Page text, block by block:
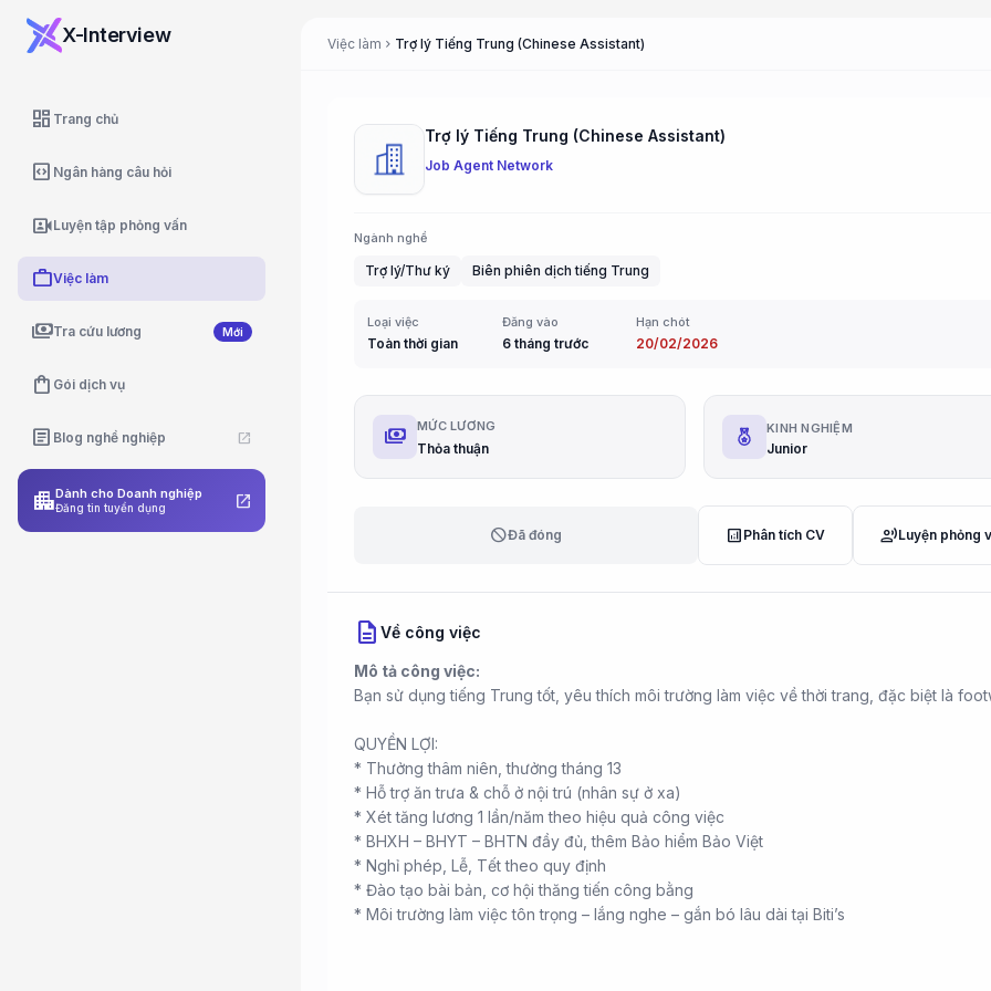
X-Interview
dashboard Trang chủ
code_blocks Ngân hàng câu hỏi
video_camera_frontLuyện tập phỏng vấn
workViệc làm
paymentsTra cứu lương Mới
shopping_bag Gói dịch vụ
article Blog nghề nghiệp open_in_new
apartmentDành cho Doanh nghiệp
Đăng tin tuyển dụng open_in_new
Việc làm chevron_right Trợ lý Tiếng Trung (Chinese Assistant)
Trợ lý Tiếng Trung (Chinese Assistant)
Job Agent Network
Ngành nghề
Trợ lý/Thư ký Biên phiên dịch tiếng Trung
Loại việc
Toàn thời gian
Đăng vào
6 tháng trước
Hạn chót
20/02/2026
payments MỨC LƯƠNG
Thỏa thuận
KINH NGHIỆM
Junior
blockĐã đóng analytics Phân tích CV record_voice_overLuyện phỏng
description Về công việc
Mô tả công việc:
Bạn sử dụng tiếng Trung tốt, yêu thích môi trường làm việc về thời trang, đặc biệt là
QUYỀN LỢI:
* Thưởng thâm niên, thưởng tháng 13
* Hỗ trợ ăn trưa & chỗ ở nội trú (nhân sự ở xa)
* Xét tăng lương 1 lần/năm theo hiệu quả công việc
* BHXH – BHYT – BHTN đầy đủ, thêm Bảo hiểm Bảo Việt
* Nghỉ phép, Lễ, Tết theo quy định
* Đào tạo bài bản, cơ hội thăng tiến công bằng
* Môi trường làm việc tôn trọng – lắng nghe – gắn bó lâu dài tại Biti’s